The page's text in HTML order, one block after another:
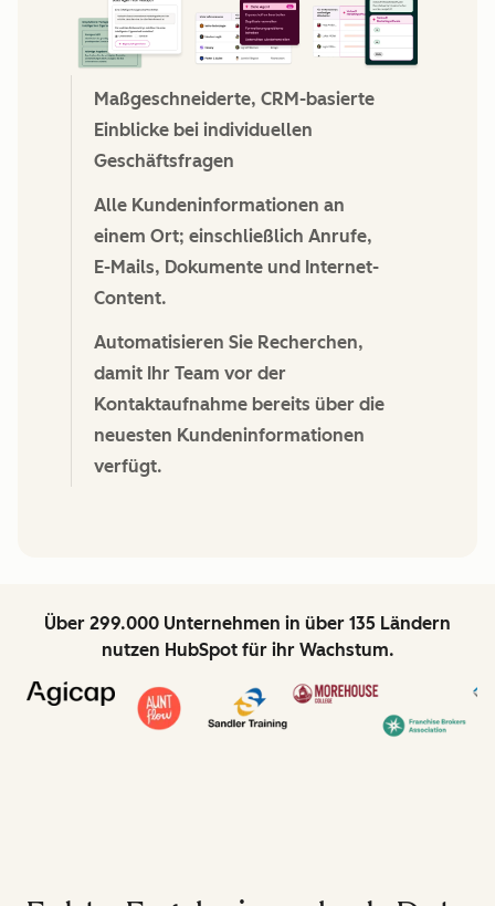
Maßgeschneiderte, CRM-basierte
Einblicke bei individuellen
Geschäftsfragen
Alle Kundeninformationen an
einem Ort; einschließlich Anrufe,
E-Mails, Dokumente und Internet-
Content.
Automatisieren Sie Recherchen,
damit Ihr Team vor der
Kontaktaufnahme bereits über die
neuesten Kundeninformationen
verfügt.
Über 299.000 Unternehmen in über 135 Ländern
nutzen HubSpot für ihr Wachstum.